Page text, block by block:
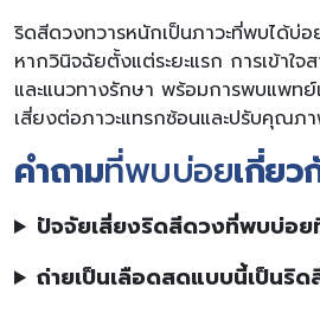
ริดสีดวงทวารหนักเป็นภาวะที่พบได้บ่อ
หากวินิจฉัยตั้งแต่ระยะแรก การเข้าใจ
และแนวทางรักษา พร้อมการพบแพทย์
เสี่ยงต่อภาวะแทรกซ้อนและปรับคุณภ
คำถามที่พบบ่อยเกี่ย
ปัจจัยเสี่ยงริดสีดวงที่พบบ่อย
ถ่ายเป็นเลือดสดแบบนี้เป็นริด